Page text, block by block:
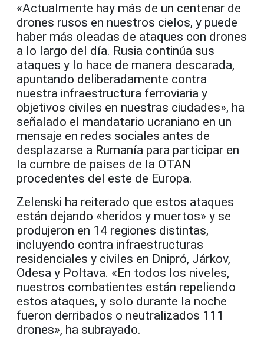
«Actualmente hay más de un centenar de
drones rusos en nuestros cielos, y puede
haber más oleadas de ataques con drones
a lo largo del día. Rusia continúa sus
ataques y lo hace de manera descarada,
apuntando deliberadamente contra
nuestra infraestructura ferroviaria y
objetivos civiles en nuestras ciudades», ha
señalado el mandatario ucraniano en un
mensaje en redes sociales antes de
desplazarse a Rumanía para participar en
la cumbre de países de la OTAN
procedentes del este de Europa.
Zelenski ha reiterado que estos ataques
están dejando «heridos y muertos» y se
produjeron en 14 regiones distintas,
incluyendo contra infraestructuras
residenciales y civiles en Dnipró, Járkov,
Odesa y Poltava. «En todos los niveles,
nuestros combatientes están repeliendo
estos ataques, y solo durante la noche
fueron derribados o neutralizados 111
drones», ha subrayado.